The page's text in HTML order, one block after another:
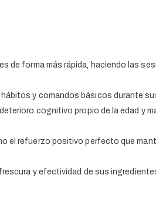
de forma más rápida, haciendo las
y comandos básicos durante
cognitivo propio de la edad y
el refuerzo positivo perfecto que
y efectividad de sus